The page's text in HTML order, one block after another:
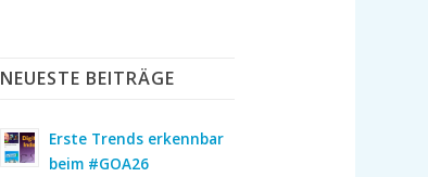
NEUESTE BEITRÄGE
Erste Trends erkennbar
beim #GOA26